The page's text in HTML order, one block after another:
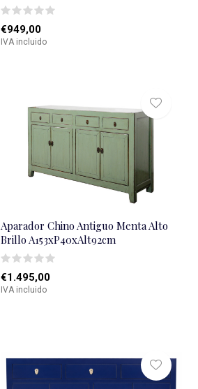
€949,00
IVA incluido
Aparador Chino Antiguo Menta Alto
Brillo A153xP40xAlt92cm
€1.495,00
IVA incluido